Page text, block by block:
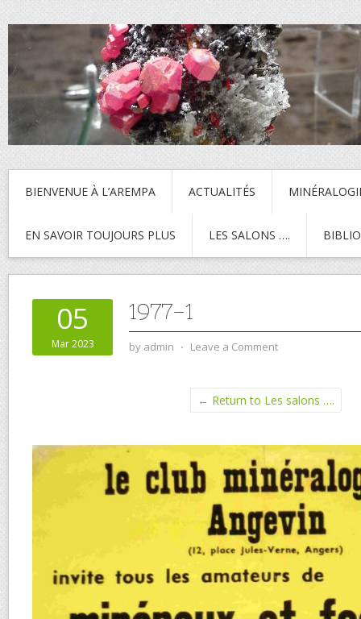
BIENVENUE À L’AREMPA ACTUALITÉS
EN SAVOIR TOUJOURS PLUS LES SALONS ….
05
Mar 2023
1977-1
by admin ⋅ Leave a Comment
← Return to Les salons ….